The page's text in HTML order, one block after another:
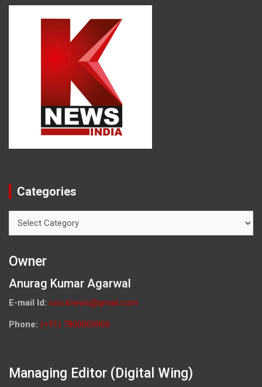
Categories
Owner
Anurag Kumar Agarwal
E-mail Id: ceo.knews@gmail.com
Phone: (+91) 7800009900
Managing Editor (Digital Wing)